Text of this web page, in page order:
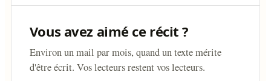
Vous avez aimé ce récit ?
Environ un mail par mois, quand un texte mérite
d'être écrit. Vos lecteurs restent vos lecteurs.